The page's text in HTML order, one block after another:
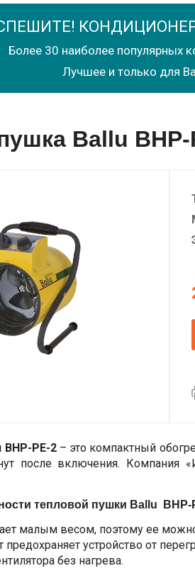
Более 30 наиболее популярных
Лучшее и только для
Ballu BHP-
PE-2– это компактный
после включения. Компания
тепловой пушки Ballu BHP-
малым весом, поэтому ее
предохраняет устройство от
без нагрева.